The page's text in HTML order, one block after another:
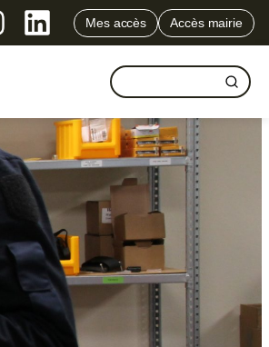
Mes accès Accès mairie